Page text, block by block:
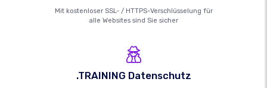
Mit kostenloser SSL- / HTTPS-Verschlüsselung für
alle Websites sind Sie sicher
.TRAINING Datenschutz